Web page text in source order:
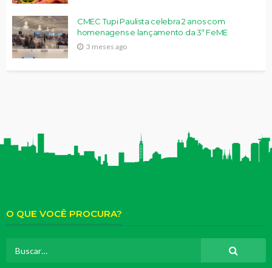
CMEC Tupi Paulista celebra 2 anos com
homenagens e lançamento da 3ª FeME
3 meses ago
O QUE VOCÊ PROCURA?